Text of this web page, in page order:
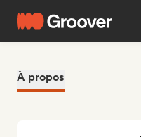
À propos